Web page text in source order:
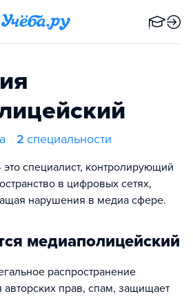
2 специальности
специалист, контролирующий
в цифровых сетях,
нарушения в медиа сфере.
медиаполицейский
распространение
авторских прав, спам, защищает